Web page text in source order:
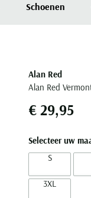
Schoenen
Alan Red
Alan Red
€ 29,95
Selecteer uw
S
3XL